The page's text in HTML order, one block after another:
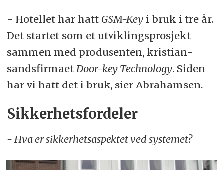
- Ho­tel­let har hatt GSM-Keyi bruk i tre år.
Det star­tet som et ut­vik­lings­pro­sjekt
sam­men med pro­du­sen­ten, kris­ti­an­
sands­fir­ma­et Door-key Technology. Si­den
har vi hatt det i bruk, sier Ab­ra­ham­sen.
Sik­ker­hets­for­de­ler
- Hva er sik­ker­hets­as­pek­tet ved sy­ste­met?